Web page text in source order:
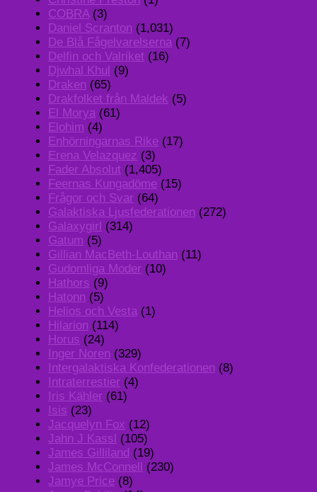
COBRA(3)
Daniel Scranton (1,031)
De Blå Fågelvarelserna (7)
Delfin och Valriket (16)
Djwhal Khul (9)
Draken (65)
Drakfolket från Maldek (5)
El Morya (61)
Elohim (4)
Enhörningarnas Rike (17)
Erena Velazquez (3)
Fader Absolut (1,405)
Feernas Kungadöme (15)
Frågor och Svar (64)
Galaktiska Ljusfederationen (272)
Galaxygirl (314)
Gatum (5)
Gillian MacBeth-Louthan (11)
Gudomliga Moder (10)
Hathors (9)
Hatonn (5)
Helios och Vesta (1)
Hilarion (114)
Horus (24)
Inger Noren (329)
Intergalaktiska Konfederationen (8)
Intraterrestier (4)
Iris Kähler (61)
Isis (23)
Jacquelyn Fox (12)
Jahn J Kassl (105)
James Gilliland (19)
James McConnell (230)
Jamye Price (8)